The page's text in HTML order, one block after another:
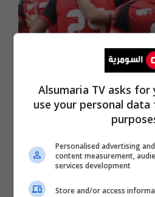
بفوز مهم على
Alsumaria TV asks
use your personal
Personalised advertising
content measurement,
services development
Store and/or access